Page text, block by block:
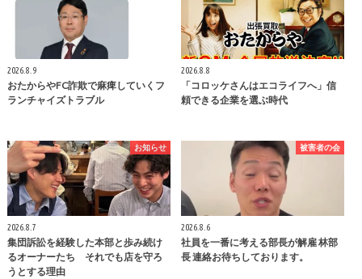
2026.8.9
おたからやFC詐欺で麻痺していくフ
ランチャイズトラブル
2026.8.8
「コロッケさんはエコライフへ」信
頼できる企業を選ぶ時代
お知らせ
2026.8.7
集団訴訟を経験した本部と歩み続け
るオーナーたち それでも店を守ろ
うとする理由
被害者の会
2026.8.6
社員を一番に考える部長が解雇 林部
長 連絡お待ちしております。